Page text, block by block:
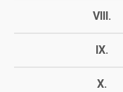
VIII.
IX.
X.